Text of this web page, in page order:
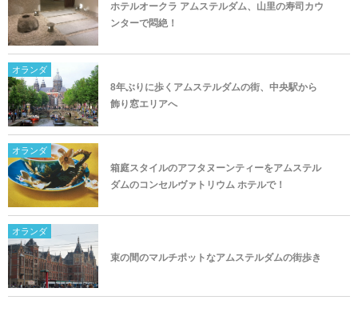
ホテルオークラ アムステルダム、山里の寿司カウ
ンターで悶絶！
オランダ
8年ぶりに歩くアムステルダムの街、中央駅から
飾り窓エリアへ
オランダ
箱庭スタイルのアフタヌーンティーをアムステル
ダムのコンセルヴァトリウム ホテルで！
オランダ
束の間のマルチポットなアムステルダムの街歩き